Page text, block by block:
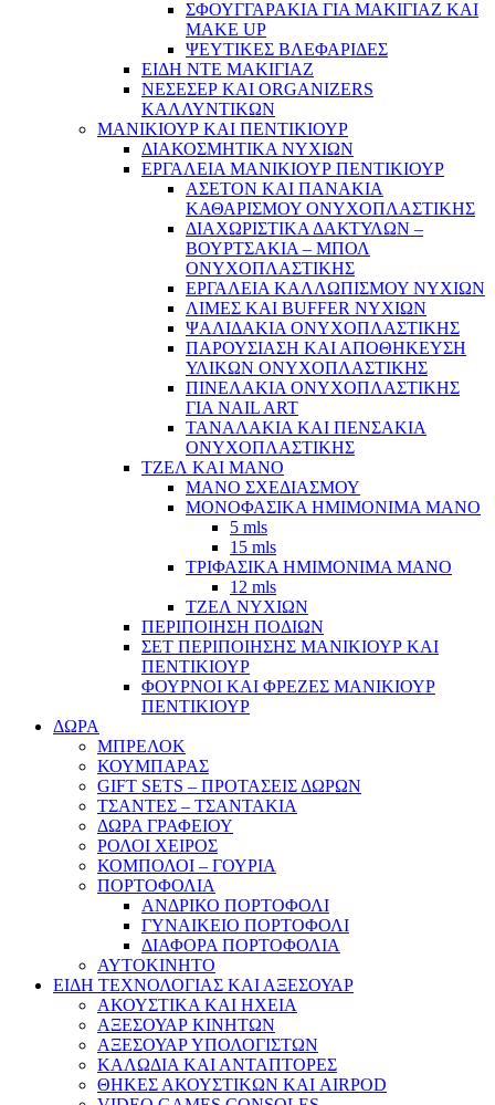
ΣΦΟΥΓΓΑΡΑΚΙΑ ΓΙΑ ΜΑΚΙΓΙΑZ ΚΑΙ
MAKE UP
ΨΕΥΤΙΚΕΣ ΒΛΕΦΑΡΙΔΕΣ
ΕΙΔΗ ΝΤΕ ΜΑΚΙΓΙΑΖ
ΝΕΣΕΣΕΡ ΚΑΙ ORGANIZERS
ΚΑΛΛΥΝΤΙΚΩΝ
ΜΑΝΙΚΙΟΥΡ ΚΑΙ ΠΕΝΤΙΚΙΟΥΡ
ΔΙΑΚΟΣΜΗΤΙΚΑ ΝΥΧΙΩΝ
ΕΡΓΑΛΕΙΑ ΜΑΝΙΚΙΟΥΡ ΠΕΝΤΙΚΙΟΥΡ
ΑΣΕΤΟΝ ΚΑΙ ΠΑΝΑΚΙΑ
ΚΑΘΑΡΙΣΜΟΥ ΟΝΥΧΟΠΛΑΣΤΙΚΗΣ
ΔΙΑΧΩΡΙΣΤΙΚΑ ΔΑΚΤΥΛΩΝ –
ΒΟΥΡΤΣΑΚΙΑ – ΜΠΟΛ
ΟΝΥΧΟΠΛΑΣΤΙΚΗΣ
ΕΡΓΑΛΕΙΑ ΚΑΛΛΩΠΙΣΜΟΥ ΝΥΧΙΩΝ
ΛΙΜΕΣ ΚΑΙ BUFFER ΝΥΧΙΩΝ
ΨΑΛΙΔΑΚΙΑ ΟΝΥΧΟΠΛΑΣΤΙΚΗΣ
ΠΑΡΟΥΣΙΑΣΗ ΚΑΙ ΑΠΟΘΗΚΕΥΣΗ
ΥΛΙΚΩΝ ΟΝΥΧΟΠΛΑΣΤΙΚΗΣ
ΠΙΝΕΛΑΚΙΑ ΟΝΥΧΟΠΛΑΣΤΙΚΗΣ
ΓΙΑ NAIL ART
ΤΑΝΑΛΑΚΙΑ ΚΑΙ ΠΕΝΣΑΚΙΑ
ΟΝΥΧΟΠΛΑΣΤΙΚΗΣ
ΤΖΕΛ ΚΑΙ ΜΑΝΟ
ΜΑΝΟ ΣΧΕΔΙΑΣΜΟΥ
ΜΟΝΟΦΑΣΙΚΑ ΗΜΙΜΟΝΙΜΑ ΜΑΝΟ
5 mls
15 mls
ΤΡΙΦΑΣΙΚΑ ΗΜΙΜΟΝΙΜΑ ΜΑΝΟ
12 mls
ΤΖΕΛ ΝΥΧΙΩΝ
ΠΕΡΙΠΟΙΗΣΗ ΠΟΔΙΩΝ
ΣΕΤ ΠΕΡΙΠΟΙΗΣΗΣ ΜΑΝΙΚΙΟΥΡ ΚΑΙ
ΠΕΝΤΙΚΙΟΥΡ
ΦΟΥΡΝΟΙ ΚΑΙ ΦΡΕΖΕΣ ΜΑΝΙΚΙΟΥΡ
ΠΕΝΤΙΚΙΟΥΡ
ΔΩΡΑ
ΜΠΡΕΛΟΚ
ΚΟΥΜΠΑΡΑΣ
GIFT SETS – ΠΡΟΤΑΣΕΙΣ ΔΩΡΩΝ
ΤΣΑΝΤΕΣ – ΤΣΑΝΤΑΚΙΑ
ΔΩΡΑ ΓΡΑΦΕΙΟΥ
ΡΟΛΟΙ ΧΕΙΡΟΣ
ΚΟΜΠΟΛΟΙ – ΓΟΥΡΙΑ
ΠΟΡΤΟΦΟΛΙΑ
ΑΝΔΡΙΚΟ ΠΟΡΤΟΦΟΛΙ
ΓΥΝΑΙΚΕΙΟ ΠΟΡΤΟΦΟΛΙ
ΔΙΑΦΟΡΑ ΠΟΡΤΟΦΟΛΙΑ
ΑΥΤΟΚΙΝΗΤΟ
ΕΙΔΗ ΤΕΧΝΟΛΟΓΙΑΣ ΚΑΙ ΑΞΕΣΟΥΑΡ
ΑΚΟΥΣΤΙΚΑ ΚΑΙ ΗΧΕΙΑ
ΑΞΕΣΟΥΑΡ ΚΙΝΗΤΩΝ
ΑΞΕΣΟΥΑΡ ΥΠΟΛΟΓΙΣΤΩΝ
ΚΑΛΩΔΙΑ ΚΑΙ ΑΝΤΑΠΤΟΡΕΣ
ΘΗΚΕΣ ΑΚΟΥΣΤΙΚΩΝ ΚΑΙ AIRPOD